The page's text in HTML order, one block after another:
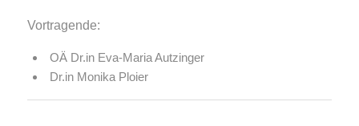
Vortragende:
OÄ Dr.in Eva-Maria Autzinger
Dr.in Monika Ploier